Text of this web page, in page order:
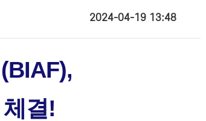
2024-04-19 13:48
결!